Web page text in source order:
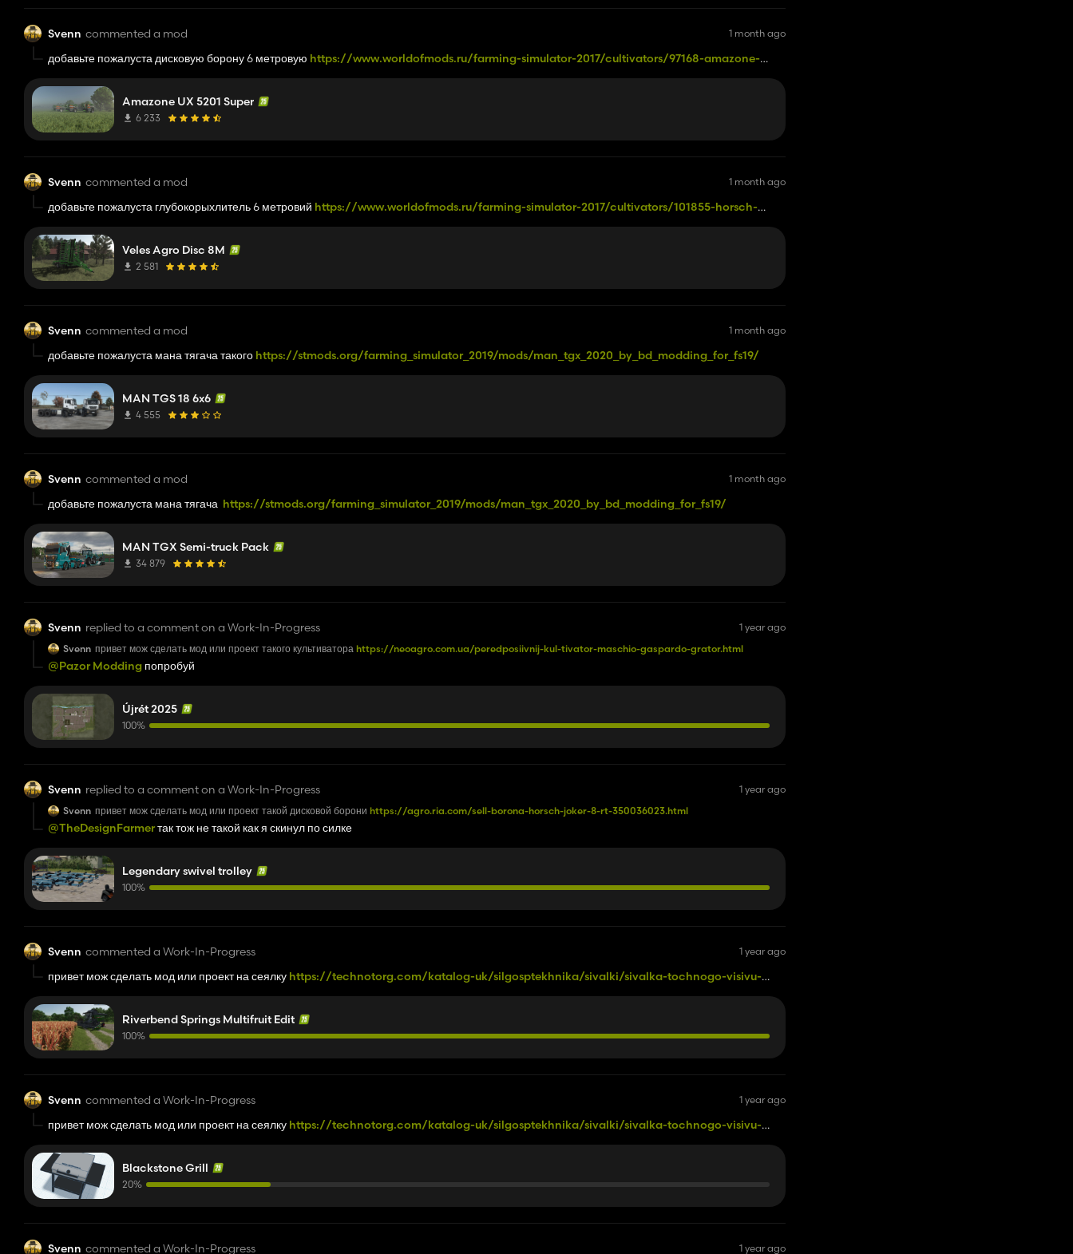
Svenn commented a mod 1 month ago
добавьте пожалуста дисковую борону 6 метровую https://www.worldofmods.ru/farming-simulator-2017/cultivators/97168-amazone-
Amazone UX 5201 Super
6 233
Svenn commented a mod 1 month ago
добавьте пожалуста глубокорыхлитель 6 метровий https://www.worldofmods.ru/farming-simulator-2017/cultivators/101855-horsch-
Veles Agro Disc 8M
2 581
Svenn commented a mod 1 month ago
добавьте пожалуста мана тягача такого https://stmods.org/farming_simulator_2019/mods/man_tgx_2020_by_bd_modding_for_fs19/
MAN TGS 18 6x6
4 555
Svenn commented a mod 1 month ago
добавьте пожалуста мана тягача https://stmods.org/farming_simulator_2019/mods/man_tgx_2020_by_bd_modding_for_fs19/
MAN TGX Semi-truck Pack
34 879
Svenn replied to a comment on a Work-In-Progress
1 year ago
Svenn привет мож сделать мод или проект такого культиватора https://neoagro.com.ua/peredposiivnij-kul-tivator-maschio-gaspardo-grator.html
@Pazor Modding попробуй
Újrét 2025
100%
Svenn replied to a comment on a Work-In-Progress
1 year ago
Svenn привет мож сделать мод или проект такой дисковой борони https://agro.ria.com/sell-borona-horsch-joker-8-rt-350036023.html
@TheDesignFarmerтак тож не такой как я скинул по силке
Legendary swivel trolley
100%
Svenn commented a Work-In-Progress 1 year ago
привет мож сделать мод или проект на сеялку https://technotorg.com/katalog-uk/silgosptekhnika/sivalki/sivalka-tochnogo-visivu-
Riverbend Springs Multifruit Edit
100%
Svenn commented a Work-In-Progress 1 year ago
привет мож сделать мод или проект на сеялку https://technotorg.com/katalog-uk/silgosptekhnika/sivalki/sivalka-tochnogo-visivu-
Blackstone Grill
20%
Svenn commented a Work-In-Progress 1 year ago